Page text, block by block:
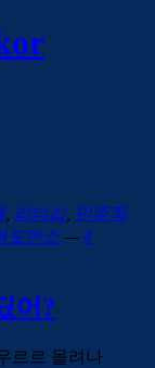
, 리더십, 민주적
포먼스 — 4
어?
르르 몰려나